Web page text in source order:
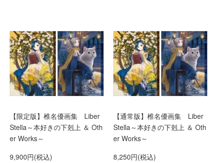
【限定版】椎名優画集 Liber
Stella～本好きの下剋上 ＆ Oth
er Works～
9,900円(税込)
【通常版】椎名優画集 Liber
Stella～本好きの下剋上 ＆ Oth
er Works～
8,250円(税込)